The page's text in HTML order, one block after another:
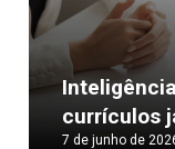
currículos
7 de junho de